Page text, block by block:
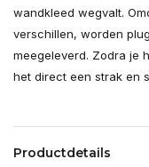
wandkleed wegvalt.
verschillen, worden
meegeleverd. Zodra je
het direct een strak en
Productdetails